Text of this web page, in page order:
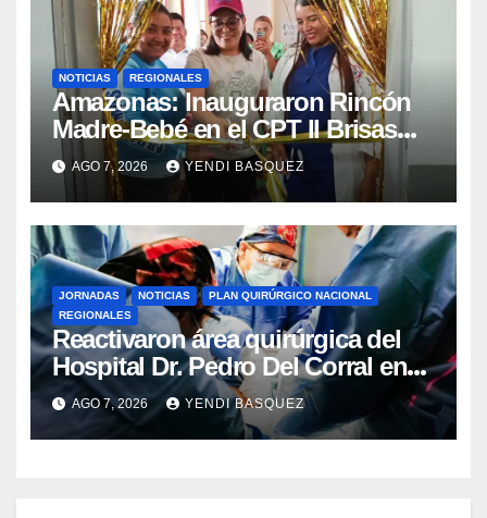
NOTICIAS REGIONALES
​Amazonas: Inauguraron Rincón
Madre-Bebé en el CPT II Brisas
del Aeropuerto ​Inauguraron
Rincón
AGO 7, 2026 YENDI BASQUEZ
JORNADAS NOTICIAS
PLAN QUIRÚRGICO NACIONAL
REGIONALES
Reactivaron área quirúrgica del
Hospital Dr. Pedro Del Corral en
Guárico
AGO 7, 2026 YENDI BASQUEZ